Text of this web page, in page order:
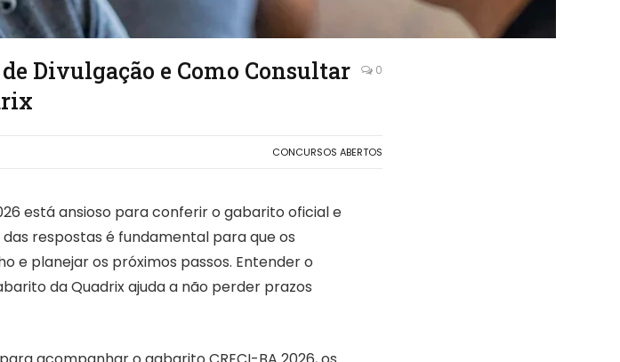
Divulgação e Como Consultar
0
CONCURSOS ABERTOS
está ansioso para conferir o gabarito oficial e
respostas é fundamental para que os
e planejar os próximos passos. Entender o
da Quadrix ajuda a não perder prazos